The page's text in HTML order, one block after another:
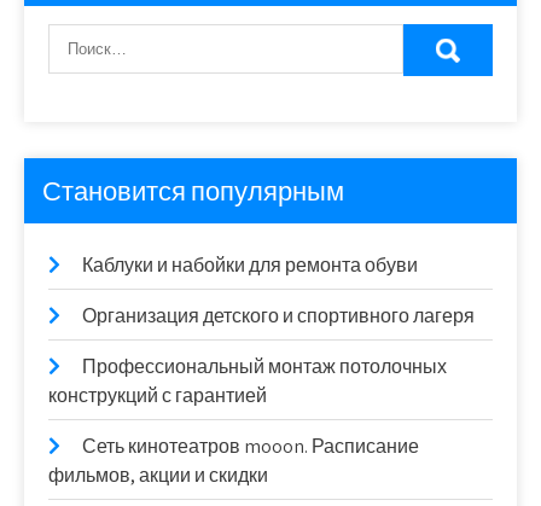
Становится популярным
Каблуки и набойки для ремонта обуви
Организация детского и спортивного лагеря
Профессиональный монтаж потолочных
конструкций с гарантией
Сеть кинотеатров mooon. Расписание
фильмов, акции и скидки